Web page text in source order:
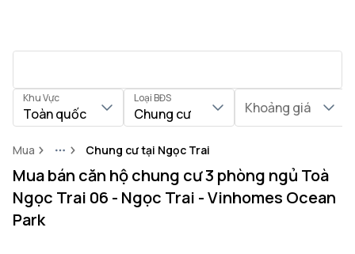
Khu Vực
Toàn quốc
Loại BĐS
Chung cư Khoảng giá
Mua MoreChung cư tại Ngọc Trai
Mua bán căn hộ chung cư 3 phòng ngủ Toà
Ngọc Trai 06 - Ngọc Trai - Vinhomes Ocean
Park